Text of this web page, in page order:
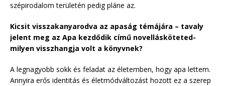
szépirodalom területén pedig pláne az.
Kicsit visszakanyarodva az apaság témájára – tavaly
jelent meg az Apa kezdődik című novellásköteted-
milyen visszhangja volt a könyvnek?
A legnagyobb sokk és feladat az életemben, hogy apa lettem.
Annyira erős identitás és életmódváltozást hozott ez a szerep